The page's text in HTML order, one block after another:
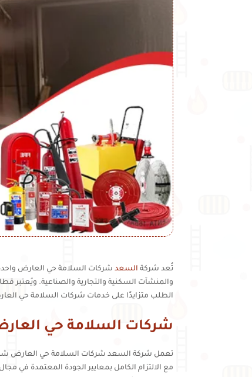
تُعد شركة السعد شركات السلامة حي العارض
والمنشآت السكنية والتجارية والصناعية. ويُعتبر
الطلب متزايدًا على خدمات شركات السلامة حي
شركات السلامة حي
تعمل شركة السعد شركات السلامة حي العارض
مع الالتزام الكامل بمعايير الجودة المعتمدة في